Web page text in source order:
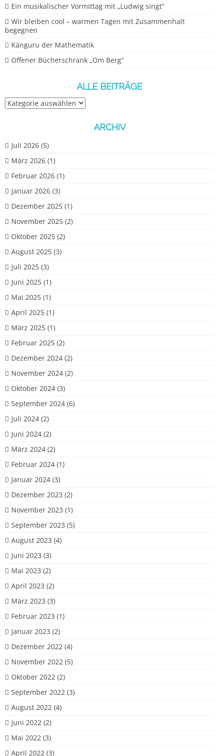
Ein musikalischer Vormittag mit „Ludwig singt“
Wir bleiben cool – warmen Tagen mit Zusammenhalt
begegnen
Känguru der Mathematik
Offener Bücherschrank „Om Berg“
ALLE BEITRÄGE
Alle
ARCHIV
Juli 2026 (5)
März 2026 (1)
Februar 2026 (1)
Januar 2026 (3)
Dezember 2025 (1)
November 2025 (2)
Oktober 2025 (2)
August 2025 (3)
Juli 2025 (3)
Juni 2025 (1)
Mai 2025 (1)
April 2025 (1)
März 2025 (1)
Februar 2025 (2)
Dezember 2024 (2)
November 2024 (2)
Oktober 2024 (3)
September 2024 (6)
Juli 2024 (2)
Juni 2024 (2)
März 2024 (2)
Februar 2024 (1)
Januar 2024 (3)
Dezember 2023 (2)
November 2023 (1)
September 2023 (5)
August 2023 (4)
Juni 2023 (3)
Mai 2023 (2)
April 2023 (2)
März 2023 (3)
Februar 2023 (1)
Januar 2023 (2)
Dezember 2022 (4)
November 2022 (5)
Oktober 2022 (2)
September 2022 (3)
August 2022 (4)
Juni 2022 (2)
Mai 2022 (3)
April 2022 (3)